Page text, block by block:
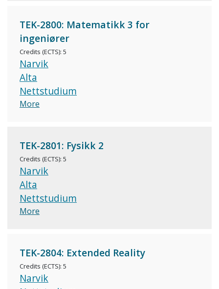
TEK-2800: Matematikk 3 for
ingeniører
Credits (ECTS): 5
Narvik
Alta
Nettstudium
More
TEK-2801: Fysikk 2
Credits (ECTS): 5
Narvik
Alta
Nettstudium
More
TEK-2804: Extended Reality
Credits (ECTS): 5
Narvik